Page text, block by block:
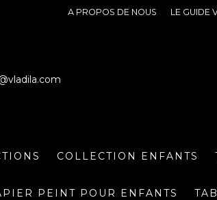
A PROPOS DE NOUS LE GUIDE
COLLECTION ENFANTS
PEINT POUR ENFANTS